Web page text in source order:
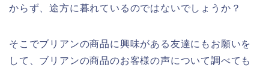
からず、途方に暮れているのではないでしょうか？
そこでブリアンの商品に興味がある友達にもお願いを
して、ブリアンの商品のお客様の声について調べても